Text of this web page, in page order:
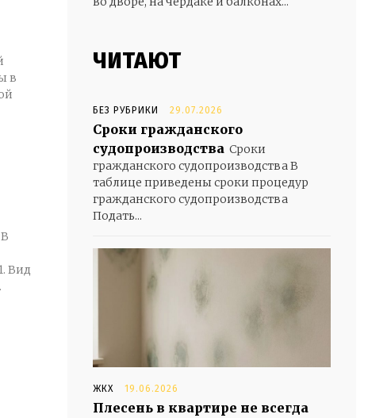
в
ЧИТАЮТ
БЕЗ РУБРИКИ 29.07.2026
Сроки гражданского
судопроизводства Сроки
гражданского судопроизводства В
таблице приведены сроки процедур
гражданского судопроизводства
Подать...
ЖКХ 19.06.2026
Плесень в квартире не всегда